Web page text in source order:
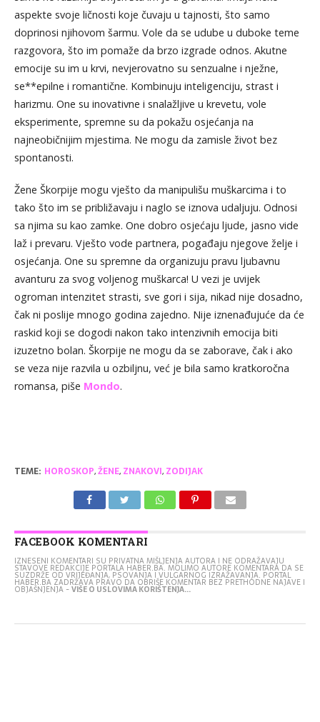
aspekte svoje ličnosti koje čuvaju u tajnosti, što samo
doprinosi njihovom šarmu. Vole da se udube u duboke teme
razgovora, što im pomaže da brzo izgrade odnos. Akutne
emocije su im u krvi, nevjerovatno su senzualne i nježne,
se**epilne i romantične. Kombinuju inteligenciju, strast i
harizmu. One su inovativne i snalažljive u krevetu, vole
eksperimente, spremne su da pokažu osjećanja na
najneobičnijim mjestima. Ne mogu da zamisle život bez
spontanosti.
Žene Škorpije mogu vješto da manipulišu muškarcima i to
tako što im se približavaju i naglo se iznova udaljuju. Odnosi
sa njima su kao zamke. One dobro osjećaju ljude, jasno vide
laž i prevaru. Vješto vode partnera, pogađaju njegove želje i
osjećanja. One su spremne da organizuju pravu ljubavnu
avanturu za svog voljenog muškarca! U vezi je uvijek
ogroman intenzitet strasti, sve gori i sija, nikad nije dosadno,
čak ni poslije mnogo godina zajedno. Nije iznenađujuće da će
raskid koji se dogodi nakon tako intenzivnih emocija biti
izuzetno bolan. Škorpije ne mogu da se zaborave, čak i ako
se veza nije razvila u ozbiljnu, već je bila samo kratkoročna
romansa, piše Mondo.
TEME: HOROSKOP,ŽENE, ZNAKOVI, ZODIJAK
FACEBOOK KOMENTARI
IZNESENI KOMENTARI SU PRIVATNA MIŠLJENJA AUTORA I NE ODRAŽAVAJU
STAVOVE REDAKCIJE PORTALA HABER.BA. MOLIMO AUTORE KOMENTARA DA SE
SUZDRŽE OD VRIJEĐANJA, PSOVANJA I VULGARNOG IZRAŽAVANJA. PORTAL
HABER.BA ZADRŽAVA PRAVO DA OBRIŠE KOMENTAR BEZ PRETHODNE NAJAVE I
OBJAŠNJENJA -VIŠE O USLOVIMA KORIŠTENJA...